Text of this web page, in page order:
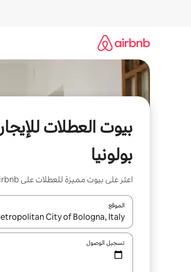
بيوت العطلات
بولونيا
اعثر على بيوت مميزة للعطلات على Airbnb واحجزها
الموقع
عند توفر النتائج، انتقل باستخدام
تسجيل الوصول